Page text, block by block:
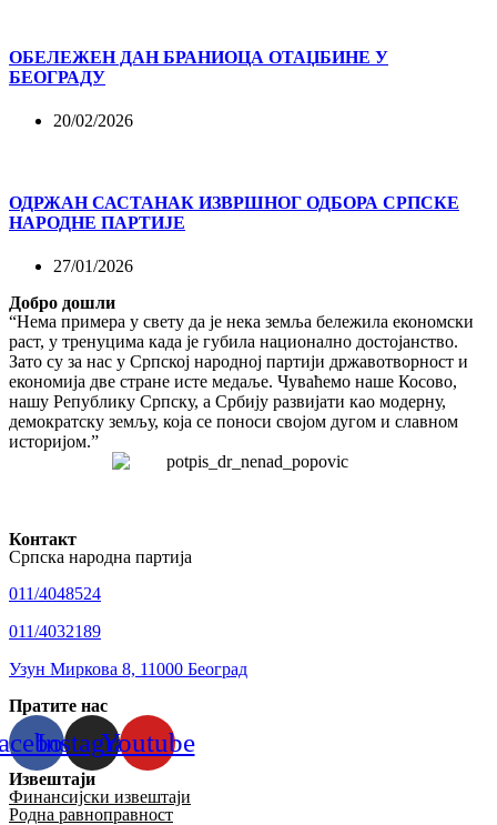
ОБЕЛЕЖЕН ДАН БРАНИОЦА ОТАЏБИНЕ У
БЕОГРАДУ
20/02/2026
ОДРЖАН САСТАНАК ИЗВРШНОГ ОДБОРА СРПСКЕ
НАРОДНЕ ПАРТИЈЕ
27/01/2026
Добро дошли
“Нема примера у свету да је нека земља бележила економски
раст, у тренуцима када је губила национално достојанство.
Зато су за нас у Српској народној партији државотворност и
економија две стране исте медаље. Чуваћемо наше Косово,
нашу Републику Српску, а Србију развијати као модерну,
демократску земљу, која се поноси својом дугом и славном
историјом.”
Контакт
Српска народна партија
011/4048524
011/4032189
Узун Миркова 8, 11000 Београд
Пратите нас
InstagramYoutube
Извештаји
Финансијски извештаји
Родна равноправност